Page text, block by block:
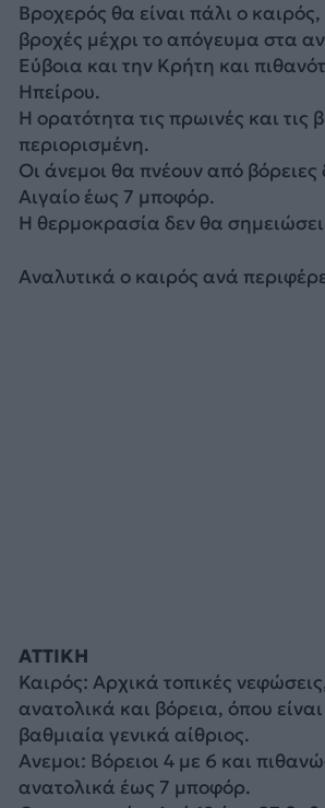
Βροχερός θα είναι πάλι ο
βροχές μέχρι το απόγευμα στα
Εύβοια και την Κρήτη και
Ηπείρου.
Η ορατότητα τις πρωινές και τις
περιορισμένη.
Οι άνεμοι θα πνέουν από βόρειες
Αιγαίο έως 7 μποφόρ.
Η θερμοκρασία δεν θα
Αναλυτικά ο καιρός ανά
ΑΤΤΙΚΗ
Καιρός: Αρχικά τοπικές
ανατολικά και βόρεια, όπου
βαθμιαία γενικά αίθριος.
Ανεμοι: Βόρειοι 4 με 6 και
ανατολικά έως 7 μποφόρ.